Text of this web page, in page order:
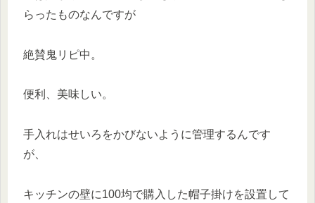
らったものなんですが
絶賛鬼リピ中。
便利、美味しい。
手入れはせいろをかびないように管理するんです
が、
キッチンの壁に100均で購入した帽子掛けを設置して